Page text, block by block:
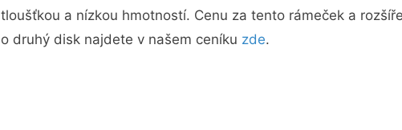
tloušťkou a nízkou hmotností. Cenu za tento rámeček a
o druhý disk najdete v našem ceníku zde.